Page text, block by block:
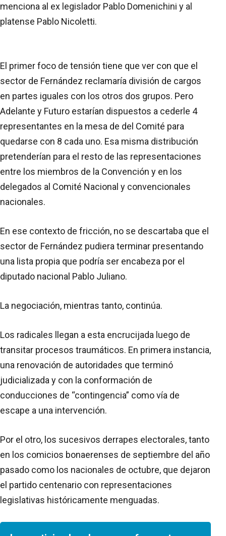
menciona al ex legislador Pablo Domenichini y al
platense Pablo Nicoletti.
El primer foco de tensión tiene que ver con que el
sector de Fernández reclamaría división de cargos
en partes iguales con los otros dos grupos. Pero
Adelante y Futuro estarían dispuestos a cederle 4
representantes en la mesa de del Comité para
quedarse con 8 cada uno. Esa misma distribución
pretenderían para el resto de las representaciones
entre los miembros de la Convención y en los
delegados al Comité Nacional y convencionales
nacionales.
En ese contexto de fricción, no se descartaba que el
sector de Fernández pudiera terminar presentando
una lista propia que podría ser encabeza por el
diputado nacional Pablo Juliano.
La negociación, mientras tanto, continúa.
Los radicales llegan a esta encrucijada luego de
transitar procesos traumáticos. En primera instancia,
una renovación de autoridades que terminó
judicializada y con la conformación de
conducciones de “contingencia” como vía de
escape a una intervención.
Por el otro, los sucesivos derrapes electorales, tanto
en los comicios bonaerenses de septiembre del año
pasado como los nacionales de octubre, que dejaron
el partido centenario con representaciones
legislativas históricamente menguadas.